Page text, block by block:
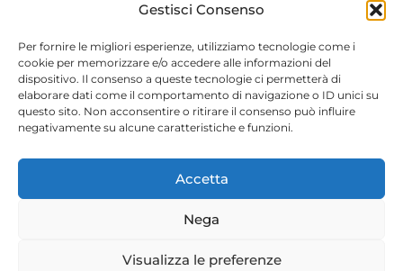
Gestisci Consenso
Per fornire le migliori esperienze, utilizziamo tecnologie come i
cookie per memorizzare e/o accedere alle informazioni del
dispositivo. Il consenso a queste tecnologie ci permetterà di
elaborare dati come il comportamento di navigazione o ID unici su
questo sito. Non acconsentire o ritirare il consenso può influire
negativamente su alcune caratteristiche e funzioni.
Accetta
Nega
Visualizza le preferenze
Elisa Vasconi), and, with Berardino Palumbo and
Giovanni Pizza,Antropologia Culturale e Sociale.
Concetti – Storia – Prospettive(2023).
Copyright © 2026. Powered byCIAM